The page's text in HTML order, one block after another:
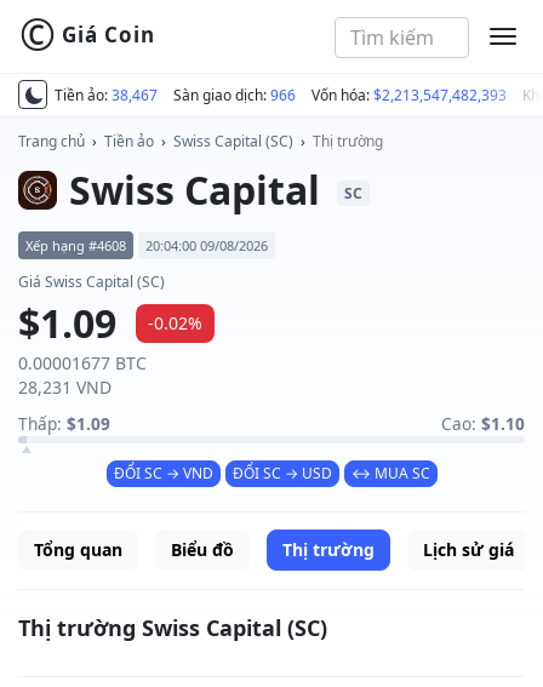
Tiền ảo:38,467 Sàn giao dịch:966 Vốn hóa:$2,213,547,482,393
© Giá Coin
Trang chủ › Tiền ảo › Swiss Capital (SC) › Thị trường
Swiss Capital SC
Xếp hạng #4608 20:04:00 09/08/2026
Giá Swiss Capital (SC)
$1.09
-0.02%
0.00001677 BTC
28,231 VND
Thấp: $1.09 Cao: $1.10
ĐỔI SC → VND ĐỔI SC → USD ↔ MUA SC
Tổng quan Biểu đồ Thị trường Lịch sử giá
Thị trường Swiss Capital (SC)